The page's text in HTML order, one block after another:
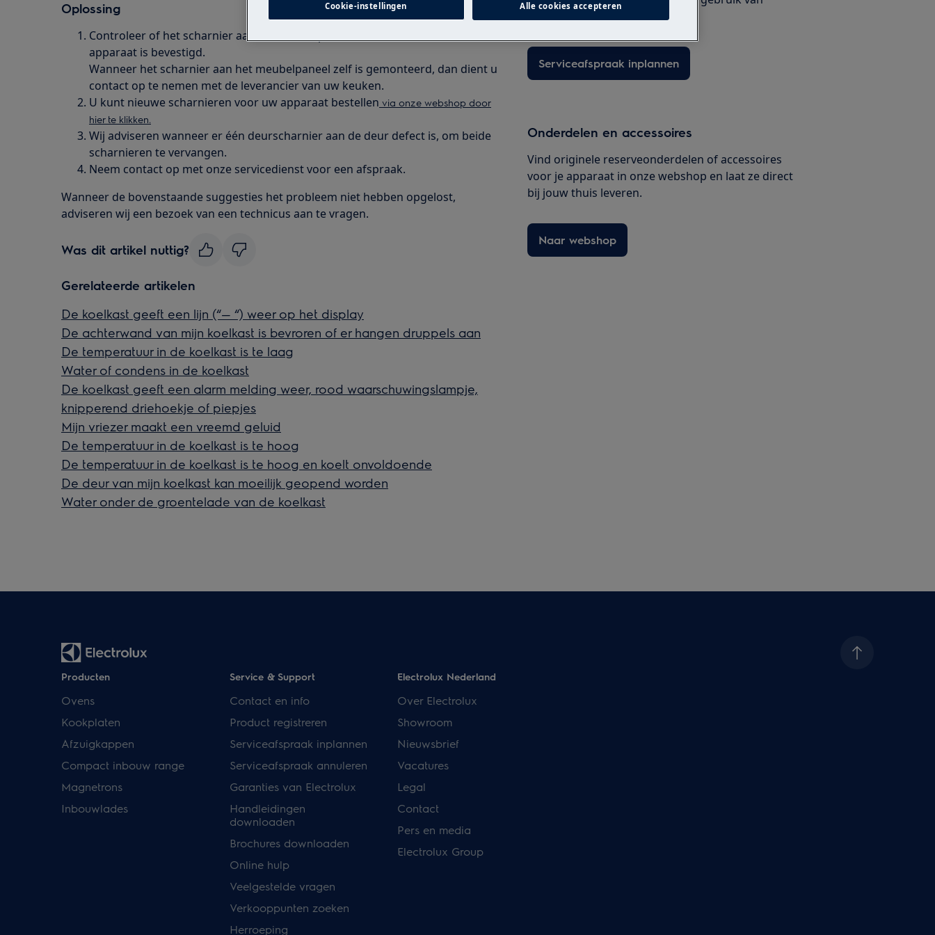
Oplossing
Controleer of het scharnier aan het meubelpaneel of aan de deur van het
apparaat is bevestigd.
Wanneer het scharnier aan het meubelpaneel zelf is gemonteerd, dan dient u
contact op te nemen met de leverancier van uw keuken.
U kunt nieuwe scharnieren voor uw apparaat bestellen via onze webshop door
hier te klikken.
Wij adviseren wanneer er één deurscharnier aan de deur defect is, om beide
scharnieren te vervangen.
Neem contact op met onze servicedienst voor een afspraak.
Wanneer de bovenstaande suggesties het probleem niet hebben opgelost,
adviseren wij een bezoek van een technicus aan te vragen.
Was dit artikel nuttig?
Gerelateerde artikelen
De koelkast geeft een lijn (“— “) weer op het display
De achterwand van mijn koelkast is bevroren of er hangen druppels aan
De temperatuur in de koelkast is te laag
Water of condens in de koelkast
De koelkast geeft een alarm melding weer, rood waarschuwingslampje,
knipperend driehoekje of piepjes
Mijn vriezer maakt een vreemd geluid
De temperatuur in de koelkast is te hoog
De temperatuur in de koelkast is te hoog en koelt onvoldoende
De deur van mijn koelkast kan moeilijk geopend worden
Water onder de groentelade van de koelkast
originele Electrolux onderdelen.
Serviceafspraak inplannen
Onderdelen en accessoires
Vind originele reserveonderdelen of accessoires
voor je apparaat in onze webshop en laat ze direct
bij jouw thuis leveren.
Naar webshop
Producten
Ovens
Kookplaten
Afzuigkappen
Compact inbouw range
Magnetrons
Inbouwlades
Service & Support
Contact en info
Product registreren
Serviceafspraak inplannen
Serviceafspraak annuleren
Garanties van Electrolux
Handleidingen
downloaden
Brochures downloaden
Online hulp
Veelgestelde vragen
Verkooppunten zoeken
Herroeping
Electrolux Nederland
Over Electrolux
Showroom
Nieuwsbrief
Vacatures
Legal
Contact
Pers en media
Electrolux Group
Cookie-instellingen Alle cookies accepteren